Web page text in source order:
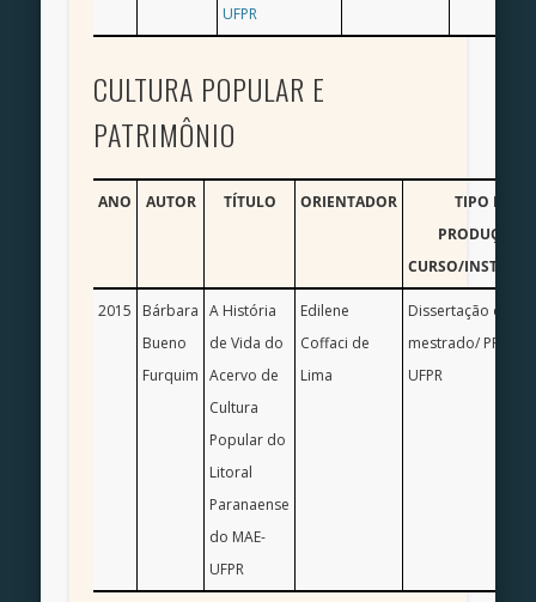
UFPR
CULTURA POPULAR E
PATRIMÔNIO
ANO AUTOR TÍTULO ORIENTADOR
TIPO DE
PRODUÇÃO/
CURSO/
2015
Bárbara
Bueno
Furquim
A História
de Vida do
Acervo de
Cultura
Popular do
Litoral
Paranaense
do MAE-
UFPR
Edilene
Coffaci de
Lima
Dissertação de
mestrado/ PPGA/
UFPR